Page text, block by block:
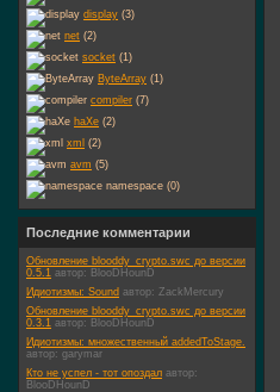
display (3)
net (2)
socket (1)
ByteArray (1)
compiler (7)
haXe (2)
xml (2)
avm (5)
namespace (0)
Последние комментарии
Обновление blooddy_crypto.swc до версии
0.5.1 автор: BlooDHounD
Идиотизмы: Sound автор: ZackMercury
Обновление blooddy_crypto.swc до версии
0.3.1 автор: BlooDHounD
Идиотизмы: множественный addedToStage.
автор: garymar
Кто не успел - тот опоздал автор:
BlooDHounD